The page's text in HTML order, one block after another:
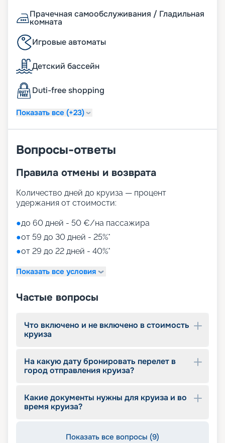
Прачечная самообслуживания / Гладильная
комната
Игровые автоматы
Детский бассейн
Duti-free shopping
Показать все (+23)
Вопросы-ответы
Правила отмены и возврата
Количество дней до круиза — процент
удержания от стоимости:
●до 60 дней - 50 €/на пассажира
●от 59 до 30 дней - 25%*
●от 29 до 22 дней - 40%*
Показать все условия
Частые вопросы
Что включено и не включено в стоимость
круиза
На какую дату бронировать перелет в
город отправления круиза?
Какие документы нужны для круиза и во
время круиза?
Показать все вопросы (9)